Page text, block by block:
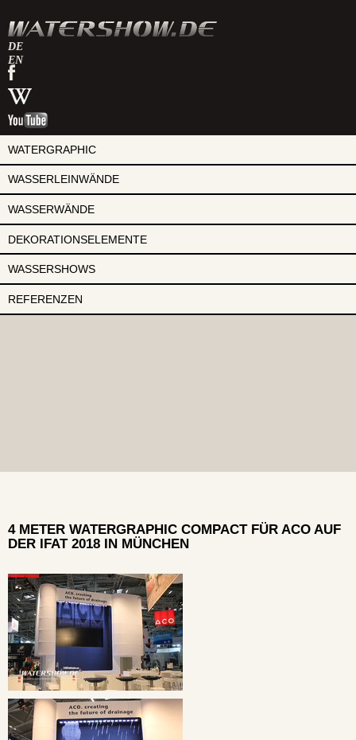
DE
EN
watershow
auf
facebook
watershow
bei
wikipedia
watershow
youtube
WATERGRAPHIC
WASSERLEINWÄNDE
WASSERWÄNDE
DEKORATIONSELEMENTE
WASSERSHOWS
REFERENZEN
4 METER WATERGRAPHIC COMPACT FÜR ACO AUF
DER IFAT 2018 IN MÜNCHEN